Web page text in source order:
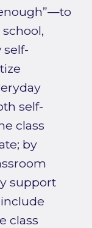
self-
self-
class
by
support
class